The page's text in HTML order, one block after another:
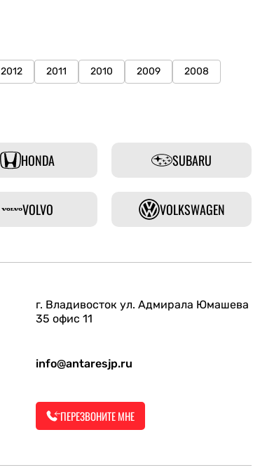
2012 2011 2010 2009
2008
HONDA SUBARU
VOLVO VOLKSWAGEN
г. Владивосток ул. Адмирала Юмашева
35 офис 11
info@antaresjp.ru
ПЕРЕЗВОНИТЕ МНЕ